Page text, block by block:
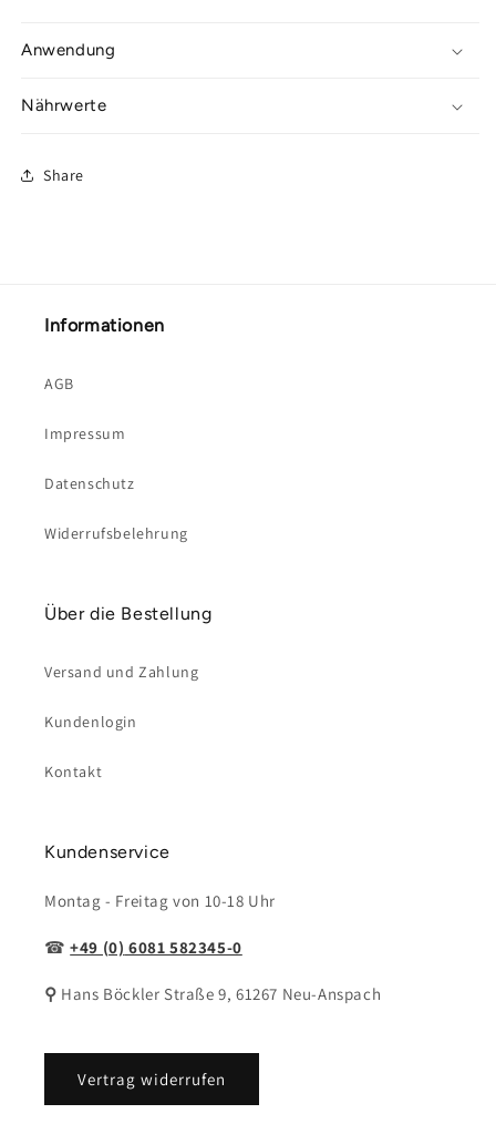
Anwendung
Nährwerte
Share
Informationen
AGB
Impressum
Datenschutz
Widerrufsbelehrung
Über die Bestellung
Versand und Zahlung
Kundenlogin
Kontakt
Kundenservice
Montag - Freitag von 10-18 Uhr
☎+49 (0) 6081 582345-0
⚲ Hans Böckler Straße 9, 61267 Neu-Anspach
Vertrag widerrufen